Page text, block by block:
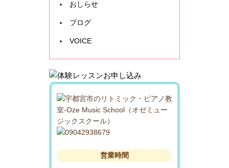
おしらせ
ブログ
VOICE
営業時間